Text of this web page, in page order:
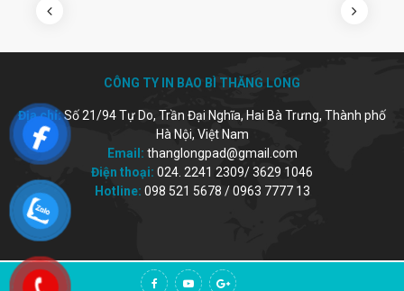
CÔNG TY IN BAO BÌ THĂNG LONG
Địa chỉ:Số 21/94 Tự Do, Trần Đại Nghĩa, Hai Bà Trưng, Thành phố
Hà Nội, Việt Nam
Email: thanglongpad@gmail.com
Điện thoại: 024. 2241 2309/ 3629 1046
Hotline: 098 521 5678 / 0963 7777 13